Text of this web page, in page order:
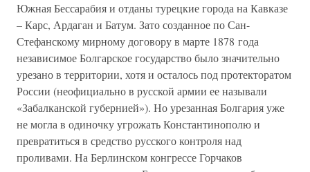
Южная Бессарабия и отданы турецкие города на Кавказе
– Карс, Ардаган и Батум. Зато созданное по Сан-
Стефанскому мирному договору в марте 1878 года
независимое Болгарское государство было значительно
урезано в территории, хотя и осталось под протекторатом
России (неофициально в русской армии ее называли
«Забалканской губернией»). Но урезанная Болгария уже
не могла в одиночку угрожать Константинополю и
превратиться в средство русского контроля над
проливами. На Берлинском конгрессе Горчаков